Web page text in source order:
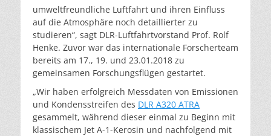
umweltfreundliche Luftfahrt und ihren Einfluss
auf die Atmosphäre noch detaillierter zu
studieren“, sagt DLR-Luftfahrtvorstand Prof. Rolf
Henke. Zuvor war das internationale Forscherteam
bereits am 17., 19. und 23.01.2018 zu
gemeinsamen Forschungsflügen gestartet.
„Wir haben erfolgreich Messdaten von Emissionen
und Kondensstreifen des DLR A320 ATRA
gesammelt, während dieser einmal zu Beginn mit
klassischem Jet A-1-Kerosin und nachfolgend mit